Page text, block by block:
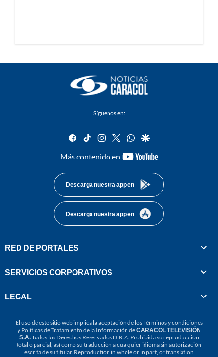
Síguenos en:
facebook
tiktok instagram
twitterwhatsapp
google
Más contenido en
youtube-
Descarga nuestra app en
Descarga nuestra app en
RED DE PORTALES
SERVICIOS CORPORATIVOS
LEGAL
El uso de este sitio web implica la aceptación de losTérminos y condiciones
y Políticas de Tratamiento de la Información deCARACOL TELEVISIÓN
S.A.Todos los Derechos Reservados D.R.A. Prohibida su reproducción
total o parcial, así como su traducción a cualquier idioma sin autorización
escrita de su titular. Reproduction in whole or in part, or translation